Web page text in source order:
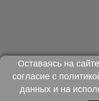
Оставаясь на
согласие с
данныхи на